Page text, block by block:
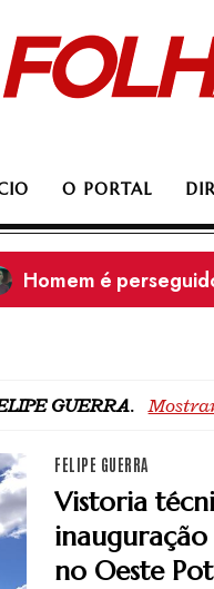
O PORTAL
Mossoró registra o
GUERRA.
FELIPE GUERRA
Vistoria
inauguração
no Oeste